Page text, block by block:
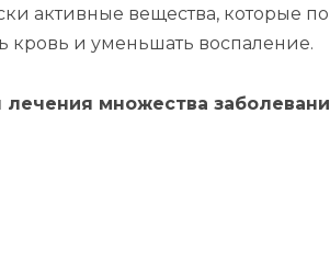
активные вещества, которые
кровь и уменьшать воспаление.
множества